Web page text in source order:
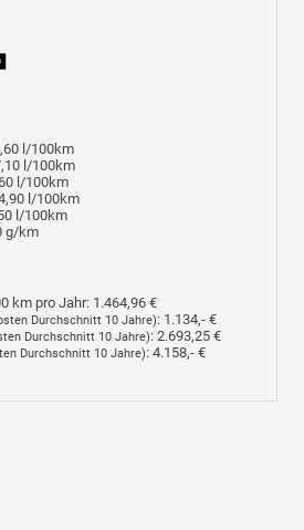
l/100km
l/100km
l/100km
l/100km
l/100km
g/km
km pro Jahr: 1.464,96 €
Durchschnitt 10 Jahre): 1.134,- €
Durchschnitt 10 Jahre): 2.693,25 €
Durchschnitt 10 Jahre): 4.158,- €